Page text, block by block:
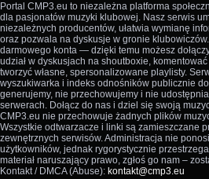
Portal CMP3.eu to niezależna platforma
dla pasjonatów muzyki klubowej. Nasz serwis
niezależnych producentów, ułatwia wymianę
oraz pozwala na dyskusje w gronie
darmowego konta — dzięki temu możesz
udział w dyskusjach na shoutboxie,
tworzyć własne, spersonalizowane playlisty.
wyszukiwarka i indeks odnośników publicznie
generujemy, nie przechowujemy i nie
serwerach. Dołącz do nas i dziel się swoją
CMP3.eu nie przechowuje żadnych plików
Wszystkie odtwarzacze i linki są zamieszczane
zewnętrznych serwisów. Administracja nie
użytkowników, jednak rygorystycznie
materiał naruszający prawo, zgłoś go nam –
Kontakt / DMCA (Abuse): kontakt@cmp3.eu